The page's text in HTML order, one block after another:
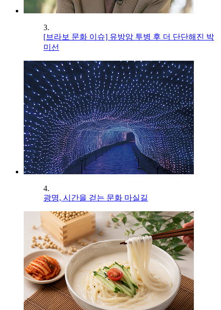
3.
[브라보 문화 이슈] 유방암 투병 후 더 단단해진 박
미선
4.
광명, 시간을 걷는 문화 마실길